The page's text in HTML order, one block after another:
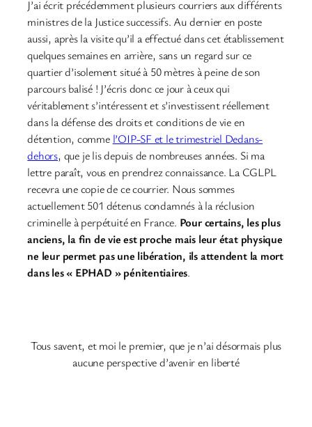
J’ai écrit précédemment plusieurs courriers aux différents
ministres de la Justice successifs. Au dernier en poste
aussi, après la visite qu’il a effectué dans cet établissement
quelques semaines en arrière, sans un regard sur ce
quartier d’isolement situé à 50 mètres à peine de son
parcours balisé ! J’écris donc ce jour à ceux qui
véritablement s’intéressent et s’investissent réellement
dans la défense des droits et conditions de vie en
détention, comme l’OIP-SF et le trimestriel Dedans-
dehors, que je lis depuis de nombreuses années. Si ma
lettre paraît, vous en prendrez connaissance. La CGLPL
recevra une copie de ce courrier. Nous sommes
actuellement 501 détenus condamnés à la réclusion
criminelle à perpétuité en France. Pour certains, les plus
anciens, la fin de vie est proche mais leur état physique
ne leur permet pas une libération, ils attendent la mort
dans les « EPHAD » pénitentiaires.
Tous savent, et moi le premier, que je n’ai désormais plus
aucune perspective d’avenir en liberté